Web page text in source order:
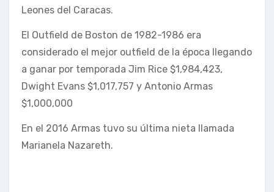
Leones del Caracas.
El Outfield de Boston de 1982-1986 era
considerado el mejor outfield de la época llegando
a ganar por temporada Jim Rice $1,984,423,
Dwight Evans $1,017,757 y Antonio Armas
$1,000,000
En el 2016 Armas tuvo su última nieta llamada
Marianela Nazareth.